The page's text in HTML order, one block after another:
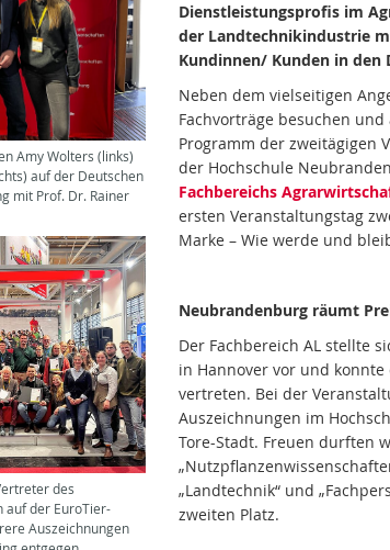
Amy Wolters (links)
auf der Deutschen
mit Prof. Dr. Rainer
des
auf der EuroTier-
Auszeichnungen
Dienstleistungsprofis im
der Landtechnikindustrie
Kundinnen/ Kunden in den
Neben dem vielseitigen
Fachvorträge besuchen
Programm der zweitägigen
der Hochschule
Fachbereichs
ersten Veranstaltungstag
Marke – Wie werde und
Neubrandenburg räumt
Der Fachbereich AL stellte
in Hannover vor und
vertreten. Bei der
Auszeichnungen im
Tore-Stadt. Freuen durften
„Landtechnik“ und
zweiten Platz.